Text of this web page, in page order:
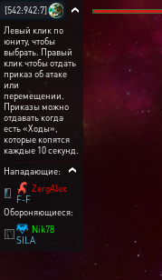
[542:942:7]
Левый клик по
юниту, чтобы
выбрать. Правый
клик чтобы отдать
приказ об атаке
или
перемещении.
Приказы можно
отдавать когда
есть «Ходы»,
которые копятся
каждые 10 секунд.
Нападающие:
ZergAlex
F-F
Обороняющиеся:
Nik78
SILA